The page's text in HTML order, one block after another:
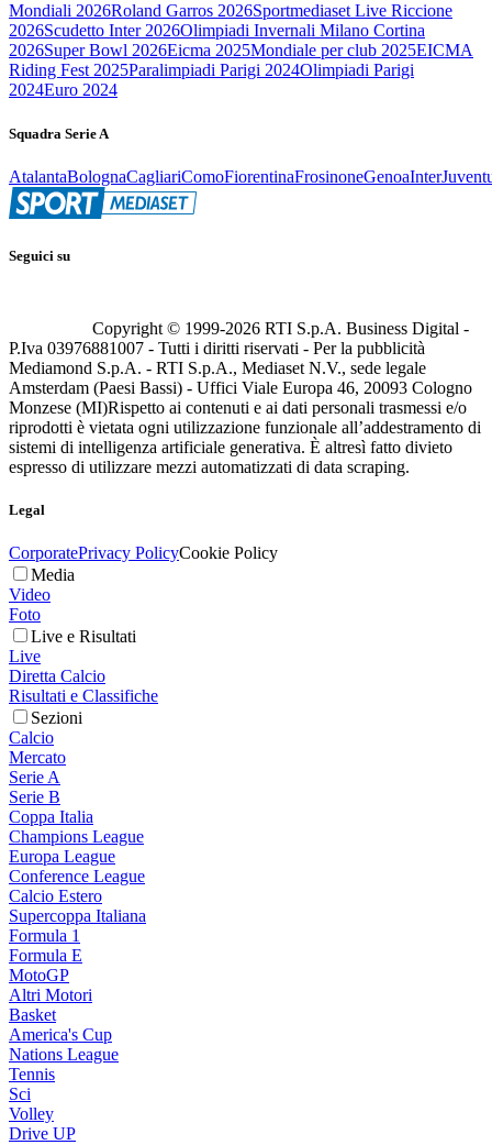
Mondiali 2026Roland Garros 2026Sportmediaset Live Riccione
2026Scudetto Inter 2026Olimpiadi Invernali Milano Cortina
2026Super Bowl 2026Eicma 2025Mondiale per club 2025EICMA
Riding Fest 2025Paralimpiadi Parigi 2024Olimpiadi Parigi
2024Euro 2024
Squadra Serie A
AtalantaBolognaCagliariComoFiorentinaFrosinoneGenoaInter
Seguici su
Copyright © 1999-2026 RTI S.p.A. Business Digital -
P.Iva 03976881007 - Tutti i diritti riservati - Per la pubblicità
Mediamond S.p.A. - RTI S.p.A., Mediaset N.V., sede legale
Amsterdam (Paesi Bassi) - Uffici Viale Europa 46, 20093 Cologno
Monzese (MI)Rispetto ai contenuti e ai dati personali trasmessi e/o
riprodotti è vietata ogni utilizzazione funzionale all’addestramento di
sistemi di intelligenza artificiale generativa. È altresì fatto divieto
espresso di utilizzare mezzi automatizzati di data scraping.
Legal
CorporatePrivacy PolicyCookie Policy
Media
Video
Foto
Live e Risultati
Live
Diretta Calcio
Risultati e Classifiche
Sezioni
Calcio
Mercato
Serie A
Serie B
Coppa Italia
Champions League
Europa League
Conference League
Calcio Estero
Supercoppa Italiana
Formula 1
Formula E
MotoGP
Altri Motori
Basket
America's Cup
Nations League
Tennis
Sci
Volley
Drive UP